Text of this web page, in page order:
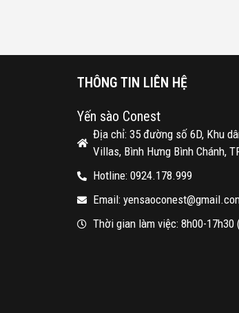
THÔNG TIN LIÊN HỆ
Yến sào Conest
Địa chỉ: 35 đường số 6D, Khu
Villas, Bình Hưng Bình Chánh,
Hotline: 0924.178.999
Email:
Thời gian làm việc: 8h00-